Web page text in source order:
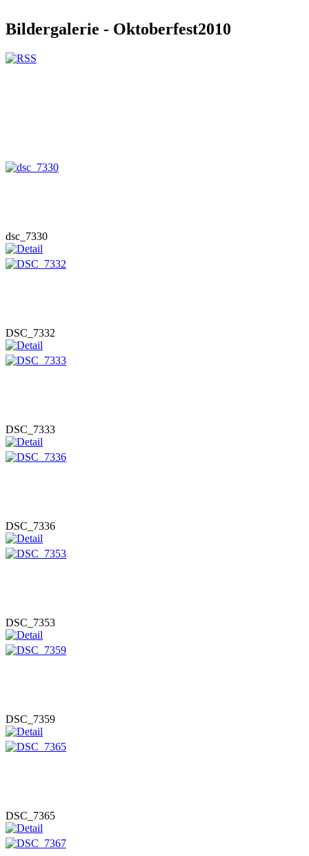
Bildergalerie - Oktoberfest2010
dsc_7330
DSC_7332
DSC_7333
DSC_7336
DSC_7353
DSC_7359
DSC_7365